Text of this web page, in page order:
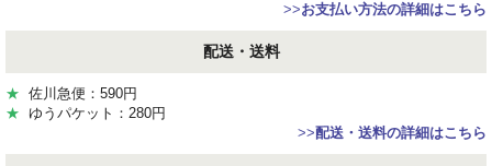
>>お支払い方法の詳細はこちら
配送・送料
★ 佐川急便：590円
★ ゆうパケット：280円
>>配送・送料の詳細はこちら